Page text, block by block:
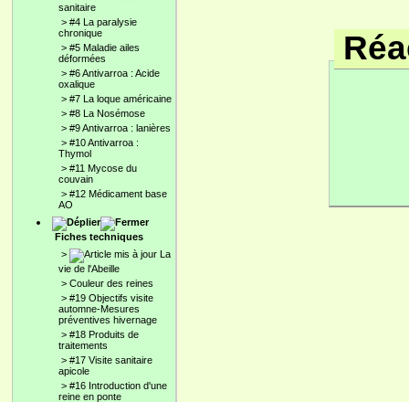
sanitaire
> #4 La paralysie
chronique
> #5 Maladie ailes
déformées
> #6 Antivarroa : Acide
oxalique
> #7 La loque américaine
> #8 La Nosémose
> #9 Antivarroa : lanières
> #10 Antivarroa :
Thymol
> #11 Mycose du
couvain
> #12 Médicament base
AO
Fiches techniques
>
La
vie de l'Abeille
> Couleur des reines
> #19 Objectifs visite
automne-Mesures
préventives hivernage
> #18 Produits de
traitements
> #17 Visite sanitaire
apicole
> #16 Introduction d'une
reine en ponte